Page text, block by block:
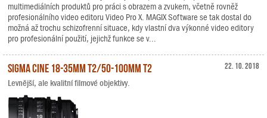
multimediálních produktů pro práci s obrazem a zvukem, včetně rovněž
profesionálního video editoru Video Pro X. MAGIX Software se tak dostal do
možná až trochu schizofrenní situace, kdy vlastní dva výkonné video editory
pro profesionální použití, jejichž funkce se v...
22. 10. 2018
Sigma Cine 18-35mm T2/50-100mm T2
Levnější, ale kvalitní filmové objektivy.